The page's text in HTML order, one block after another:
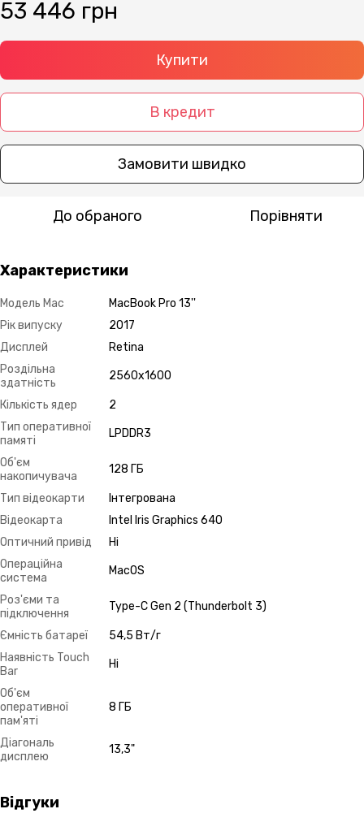
53 446 грн
Купити
В кредит
Замовити швидко
До обраного Порівняти
Характеристики
Модель Mac
MacBook Pro 13''
Рік випуску
2017
Дисплей
Retina
Роздільна
здатність
2560х1600
Кількість ядер
2
Тип оперативної
памяті
LPDDR3
Об'єм
накопичувача
128 ГБ
Тип відеокарти
Інтегрована
Відеокарта
Intel Iris Graphics 640
Оптичний привід
Ні
Операційна
система
MacOS
Роз'єми та
підключення
Type-C Gen 2 (Thunderbolt 3)
Ємність батареї
54,5 Вт/г
Наявність Touch
Bar
Ні
Об'єм
оперативної
пам'яті
8 ГБ
Діагональ
дисплею
13,3"
Відгуки